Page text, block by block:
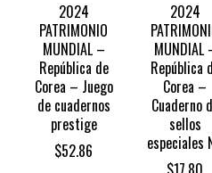
2024
PATRIMONIO
MUNDIAL –
República de
Corea – Juego
de cuadernos
prestige
$52.86
2024
MUNDIAL
República
Corea –
Cuaderno
sellos
especiales